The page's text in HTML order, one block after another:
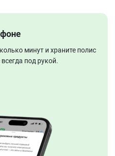
минут и храните полис
под рукой.